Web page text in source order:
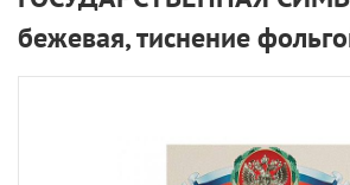
бежевая, тиснение